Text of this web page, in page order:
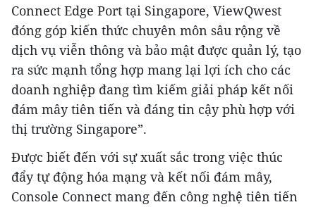
Connect Edge Port tại Singapore, ViewQwest
đóng góp kiến ​​thức chuyên môn sâu rộng về
dịch vụ viễn thông và bảo mật được quản lý, tạo
ra sức mạnh tổng hợp mang lại lợi ích cho các
doanh nghiệp đang tìm kiếm giải pháp kết nối
đám mây tiên tiến và đáng tin cậy phù hợp với
thị trường Singapore”.
Được biết đến với sự xuất sắc trong việc thúc
đẩy tự động hóa mạng và kết nối đám mây,
Console Connect mang đến công nghệ tiên tiến